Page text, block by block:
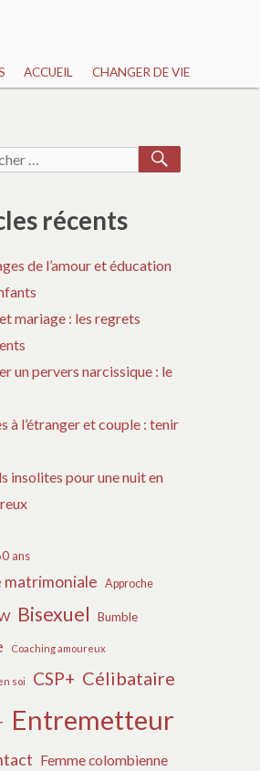
ACCUEIL CHANGER DE VIE
récents
de l’amour et éducation
mariage : les regrets
un pervers narcissique : le
à l’étranger et couple : tenir
insolites pour une nuit en
ans
matrimoniale Approche
Bisexuel Bumble
Coaching amoureux
soi CSP+ Célibataire
Entremetteur
Femme colombienne